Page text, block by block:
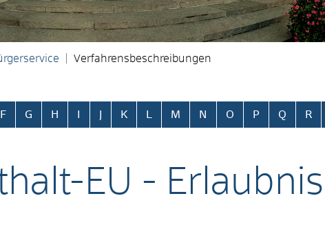
Verfahrensbeschreibungen
F G H K M N O P Q R
EU -